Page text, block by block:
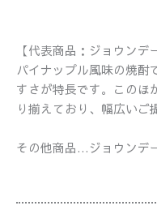
【代表商品：ジョウンデ
パイナップル風味の焼酎
すさが特長です。このほ
り揃えており、幅広いご
その他商品…ジョウンデ